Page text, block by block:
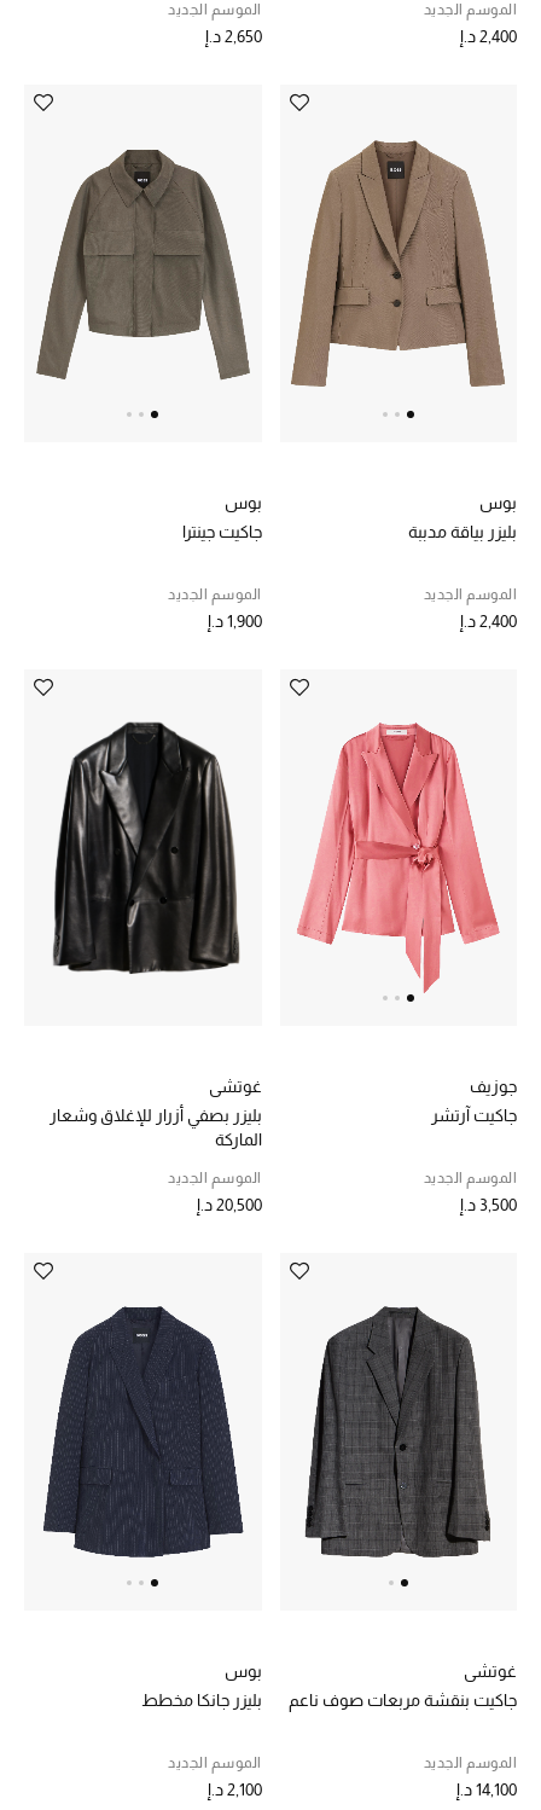
تشكيلة المناسبات للنساء
الملابس الرياضية النسائية
تشكيلة الأعراس
حقائب وأحذية متطابقة
هدايا للنساء
جميع الأحذية النسائية
جميع الإكسسورات النسائية
موضة نسائية
تسوقوا للنساء
الحقائب
الموسم الجديد
الحقائب النسائية
حقائب رجالية
أبرز المصممين
أبرز الحقائب
تسوقوا الحقائب
الأحذية
الموسم الجديد
الأحذية الرجالية
أبرز المصممين
الموسم الجديد
2,400 د.إ
الموسم الجديد
2,650 د.إ
بوس
بليزر بياقة مدببة
الموسم الجديد
2,400 د.إ
بوس
جاكيت جينترا
الموسم الجديد
1,900 د.إ
جوزيف
جاكيت آرتشر
الموسم الجديد
3,500 د.إ
غوتشي
بليزر بصفي أزرار للإغلاق وشعار
الماركة
الموسم الجديد
20,500 د.إ
غوتشي
جاكيت بنقشة مربعات صوف ناعم
الموسم الجديد
14,100 د.إ
بوس
بليزر جانكا مخطط
الموسم الجديد
2,100 د.إ